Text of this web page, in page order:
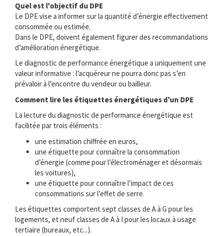
Quel est l'objectif du DPE
Le DPE vise a informer sur la quantité d’énergie effectivement
consommée ou estimée.
Dans le DPE, doivent également figurer des recommandations
d’amélioration énergétique.
Le diagnostic de performance énergétique a uniquement une
valeur informative : l’acquéreur ne pourra donc pas s’en
prévaloir à l’encontre du vendeur ou bailleur.
Comment lire les étiquettes énergétiques d'un DPE
La lecture du diagnostic de performance énergétique est
facilitée par trois éléments :
une estimation chiffrée en euros,
une étiquette pour connaître la consommation
d’énergie (comme pour l’électroménager et désormais
les voitures),
une étiquette pour connaître l’impact de ces
consommations sur l’effet de serre.
Les étiquettes comportent sept classes de A à G pour les
logements, et neuf classes de A à I pour les locaux à usage
tertiaire (bureaux, etc...).